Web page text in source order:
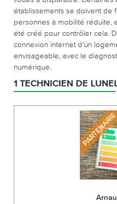
établissements se doivent de
personnes à mobilité réduite,
été créé pour contrôler cela.
connexion internet d’un
envisageable, avec le
numérique.
1 TECHNICIEN DE